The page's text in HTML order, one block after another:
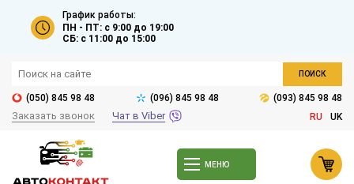
График работы:
ПН - ПТ: с 9:00 до 19:00
СБ: с 11:00 до 15:00
ПОИСК
(050) 845 98 48 (096) 845 98 48 (093) 845 98 48
Заказать звонок Чат в Viber RU UK
МЕНЮ